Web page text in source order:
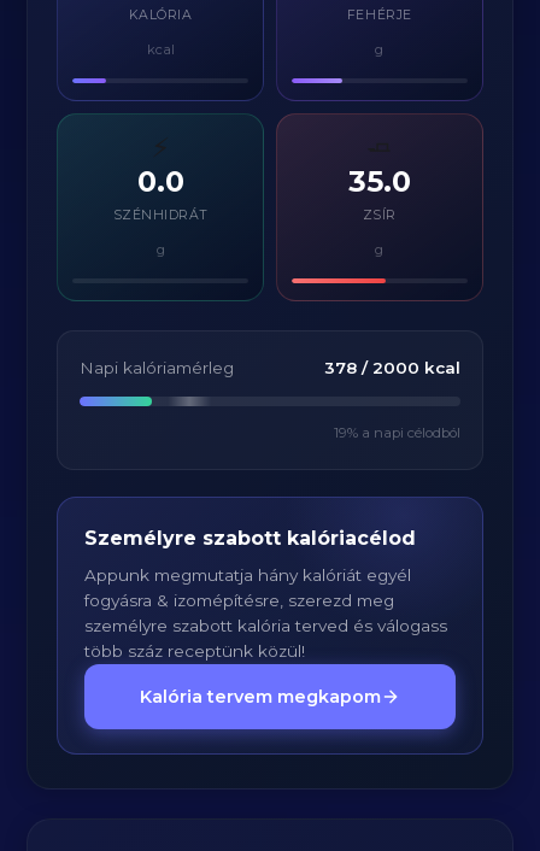
KALÓRIA
kcal
FEHÉRJE
g
⚡
0.0
SZÉNHIDRÁT
g
35.0
ZSÍR
g
Napi kalóriamérleg 378/ 2000 kcal
19% a napi célodból
Személyre szabott kalóriacélod
Appunk megmutatja hány kalóriát egyél
fogyásra & izomépítésre, szerezd meg
személyre szabott kalória terved és válogass
több száz receptünk közül!
Kalória tervem megkapom